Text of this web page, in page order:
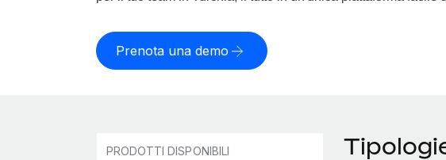
Prenota una demo
PRODOTTI DISPONIBILI